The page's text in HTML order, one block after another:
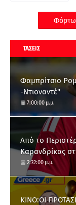
ΤΑΣΕΙΣ
Φαμπρίτσιο
-Ντιοναντέ"
7:00:00 μ.μ.
Από το
Καρανδρίκας
2:32:00 μ.μ.
ΚΙΝΟ:ΟΙ